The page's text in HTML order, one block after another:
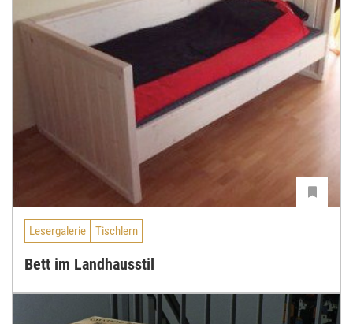
Lesergalerie Tischlern
Bett im Landhausstil